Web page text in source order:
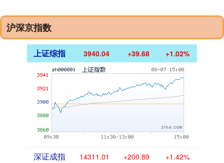
沪深京指数
上证综指 3940.04 +39.68 +1.02%
深证成指 14311.01 +200.89 +1.42%